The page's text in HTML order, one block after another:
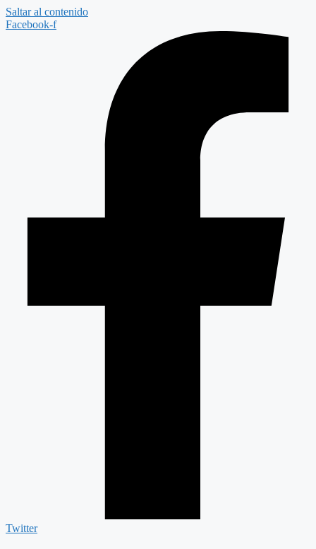
Saltar al contenido
Facebook-f
Twitter